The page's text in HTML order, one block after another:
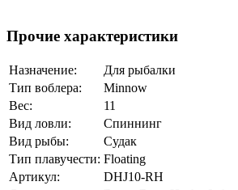
Прочие характеристики
Назначение:
Для рыбалки
Тип воблера:
Minnow
Вес:
11
Вид ловли:
Спиннинг
Вид рыбы:
Судак
Тип плавучести: Floating
Артикул:
DHJ10-RH